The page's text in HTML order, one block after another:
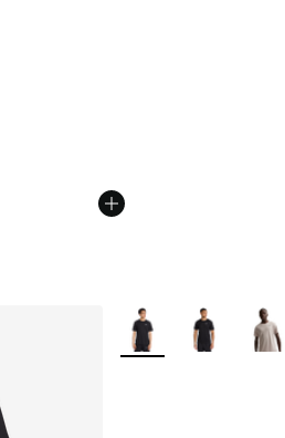
Plus de couleurs